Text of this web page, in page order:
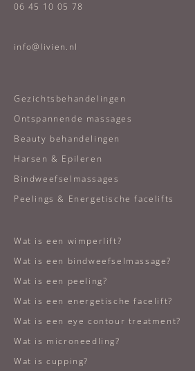
06 45 10 05 78
info@livien.nl
Gezichtsbehandelingen
Ontspannende massages
Beauty behandelingen
Harsen & Epileren
Bindweefselmassages
Peelings & Energetische facelifts
Wat is een wimperlift?
Wat is een bindweefselmassage?
Wat is een peeling?
Wat is een energetische facelift?
Wat is een eye contour treatment?
Wat is microneedling?
Wat is cupping?